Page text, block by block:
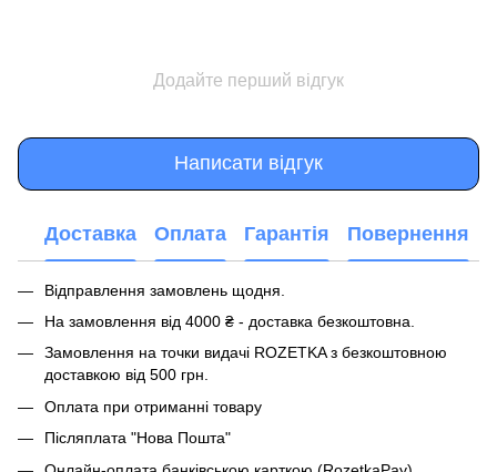
Додайте перший відгук
Написати відгук
Доставка Оплата Гарантія Повернення
Відправлення замовлень щодня.
На замовлення від 4000 ₴ - доставка безкоштовна.
Замовлення на точки видачі ROZETKA з безкоштовною
доставкою від 500 грн.
Оплата при отриманні товару
Післяплата "Нова Пошта"